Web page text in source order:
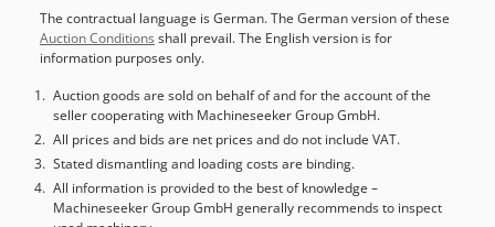
The contractual language is German. The German version of these
Auction Conditions shall prevail. The English version is for
information purposes only.
Auction goods are sold on behalf of and for the account of the
seller cooperating with Machineseeker Group GmbH.
All prices and bids are net prices and do not include VAT.
Stated dismantling and loading costs are binding.
All information is provided to the best of knowledge –
Machineseeker Group GmbH generally recommends to inspect